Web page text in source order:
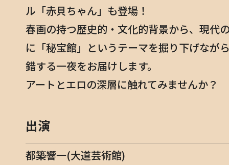
ル「赤貝ちゃん」も登場！
春画の持つ歴史的・文化的背景から、現代
に「秘宝館」というテーマを掘り下げなが
錯する一夜をお届けします。
アートとエロの深層に触れてみませんか？
出演
都築響一(大道芸術館)